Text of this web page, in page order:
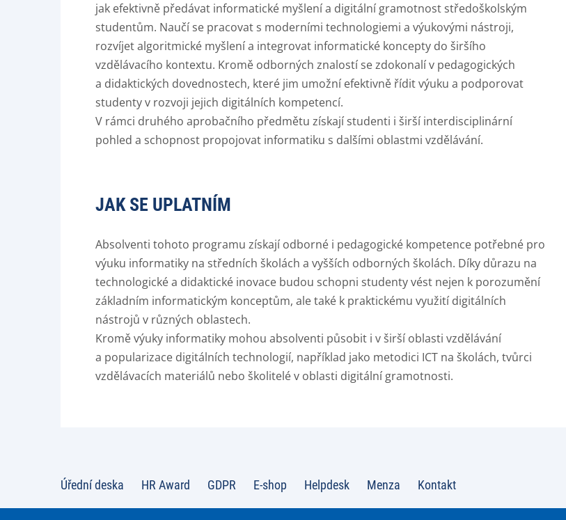
jak efektivně předávat informatické myšlení a digitální gramotnost středoškolským
studentům. Naučí se pracovat s moderními technologiemi a výukovými nástroji,
rozvíjet algoritmické myšlení a integrovat informatické koncepty do širšího
vzdělávacího kontextu. Kromě odborných znalostí se zdokonalí v pedagogických
a didaktických dovednostech, které jim umožní efektivně řídit výuku a podporovat
studenty v rozvoji jejich digitálních kompetencí.
V rámci druhého aprobačního předmětu získají studenti i širší interdisciplinární
pohled a schopnost propojovat informatiku s dalšími oblastmi vzdělávání.
JAK SE UPLATNÍM
Absolventi tohoto programu získají odborné i pedagogické kompetence potřebné pro
výuku informatiky na středních školách a vyšších odborných školách. Díky důrazu na
technologické a didaktické inovace budou schopni studenty vést nejen k porozumění
základním informatickým konceptům, ale také k praktickému využití digitálních
nástrojů v různých oblastech.
Kromě výuky informatiky mohou absolventi působit i v širší oblasti vzdělávání
a popularizace digitálních technologií, například jako metodici ICT na školách, tvůrci
vzdělávacích materiálů nebo školitelé v oblasti digitální gramotnosti.
Úřední deska HR Award GDPR E-shop Helpdesk Menza Kontakt